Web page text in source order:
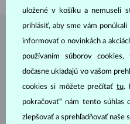
ŠPERKY Z
uložené v košíku a nemuseli
prihlásiť, aby sme vám ponúkali
informovať o novinkách a
používaním súborov
dočasne ukladajú vo vašom
cookies si môžete prečítať tu.
pokračovať“ nám tento súhlas
zlepšovať a sprehľadňovať naše